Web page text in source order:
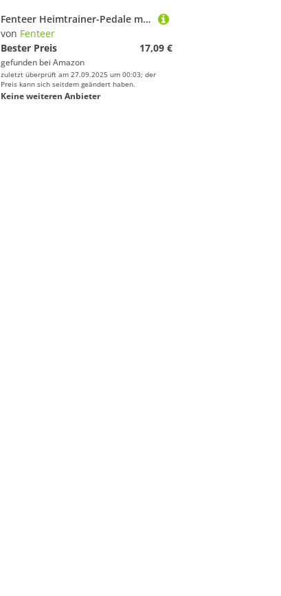
Fenteer Heimtrainer-Pedale mit Zehenclip und Riemen, rutschfest, tragbar, 1/2-Zoll-, Indoor-Cycling-Pedal für Heimtrainer
von Fenteer
Bester Preis
17,09 €
gefunden bei Amazon
zuletzt überprüft am 27.09.2025 um 00:03; der
Preis kann sich seitdem geändert haben.
Keine weiteren Anbieter